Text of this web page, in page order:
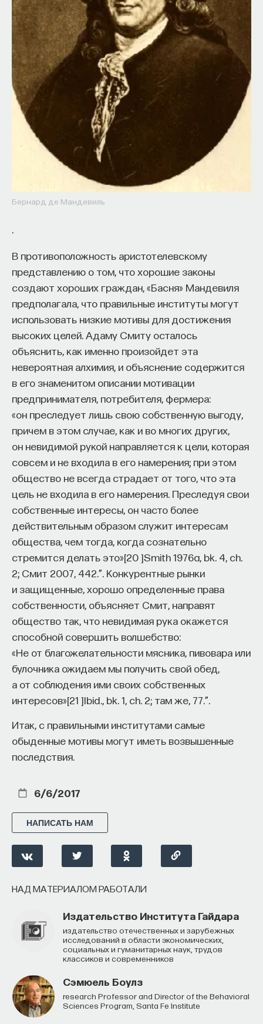
Бернард де Мандевиль
.
В противоположность аристотелевскому
представлению о том, что хорошие законы
создают хороших граждан, «Басня» Мандевиля
предполагала, что правильные институты могут
использовать низкие мотивы для достижения
высоких целей. Адаму Смиту осталось
объяснить, как именно произойдет эта
невероятная алхимия, и объяснение содержится
в его знаменитом описании мотивации
предпринимателя, потребителя, фермера:
«он преследует лишь свою собственную выгоду,
причем в этом случае, как и во многих других,
он невидимой рукой направляется к цели, которая
совсем и не входила в его намерения; при этом
общество не всегда страдает от того, что эта
цель не входила в его намерения. Преследуя свои
собственные интересы, он часто более
действительным образом служит интересам
общества, чем тогда, когда сознательно
стремится делать это»[20]Smith 1976a, bk. 4, ch.
2; Смит 2007, 442.”. Конкурентные рынки
и защищенные, хорошо определенные права
собственности, объясняет Смит, направят
общество так, что невидимая рука окажется
способной совершить волшебство:
«Не от благожелательности мясника, пивовара или
булочника ожидаем мы получить свой обед,
а от соблюдения ими своих собственных
интересов»[21 ]Ibid., bk. 1, ch. 2; там же, 77.”.
Итак, с правильными институтами самые
обыденные мотивы могут иметь возвышенные
последствия.
6/6/2017
НАПИСАТЬ НАМ
НАД МАТЕРИАЛОМ РАБОТАЛИ
Издательство Института Гайдара
Издательство отечественных и зарубежных
исследований в области экономических,
социальных и гуманитарных наук, трудов
классиков и современников
Сэмюель Боулз
Research Professor and Director of the Behavioral
Sciences Program, Santa Fe Institute